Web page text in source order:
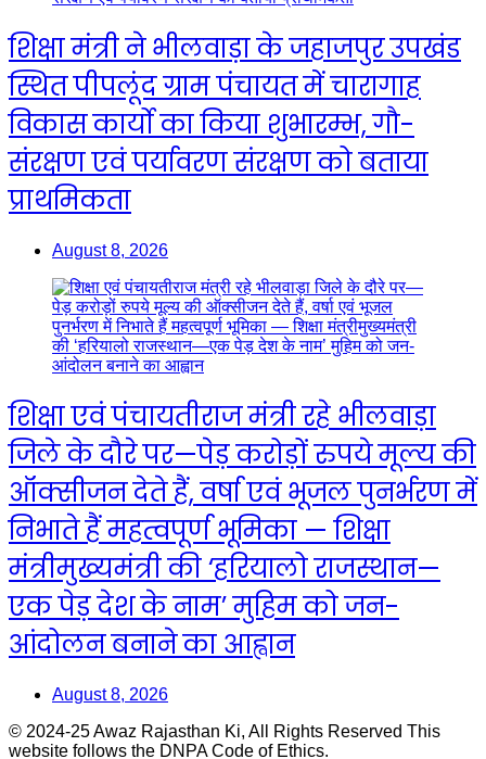
शिक्षा मंत्री ने भीलवाड़ा के जहाजपुर उपखंड
स्थित पीपलूंद ग्राम पंचायत में चारागाह
विकास कार्यो का किया शुभारम्भ, गौ-
संरक्षण एवं पर्यावरण संरक्षण को बताया
प्राथमिकता
August 8, 2026
शिक्षा एवं पंचायतीराज मंत्री रहे भीलवाड़ा
जिले के दौरे पर—पेड़ करोड़ों रुपये मूल्य की
ऑक्सीजन देते हैं, वर्षा एवं भूजल पुनर्भरण में
निभाते हैं महत्वपूर्ण भूमिका — शिक्षा
मंत्रीमुख्यमंत्री की ‘हरियालो राजस्थान—
एक पेड़ देश के नाम’ मुहिम को जन-
आंदोलन बनाने का आह्वान
August 8, 2026
© 2024-25 Awaz Rajasthan Ki, All Rights Reserved This
website follows the DNPA Code of Ethics.